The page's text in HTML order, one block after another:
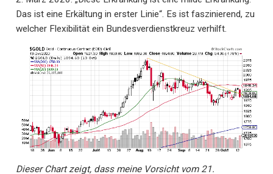
Das ist eine Erkältung in erster Linie“. Es ist faszinierend, zu
welcher Flexibilität ein Bundesverdienstkreuz verhilft.
Dieser Chart zeigt, dass meine Vorsicht vom 21.